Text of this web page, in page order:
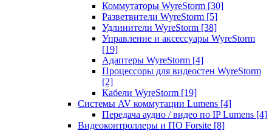
Коммутаторы WyreStorm [30]
Разветвители WyreStorm [5]
Удлинители WyreStorm [38]
Управление и аксессуары WyreStorm
[19]
Адаптеры WyreStorm [4]
Процессоры для видеостен WyreStorm
[2]
Кабели WyreStorm [19]
Системы AV коммутации Lumens [4]
Передача аудио / видео по IP Lumens [4]
Видеоконтроллеры и ПО Forsite [8]